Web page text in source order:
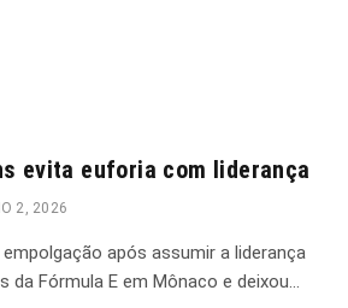
evita euforia com liderança
2, 2026
após assumir a liderança
da Fórmula E em Mônaco e deixou…